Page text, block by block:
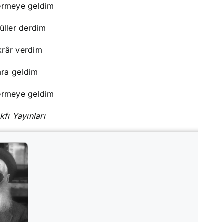
geldim
derdim
verdim
geldim
geldim
Yayınları